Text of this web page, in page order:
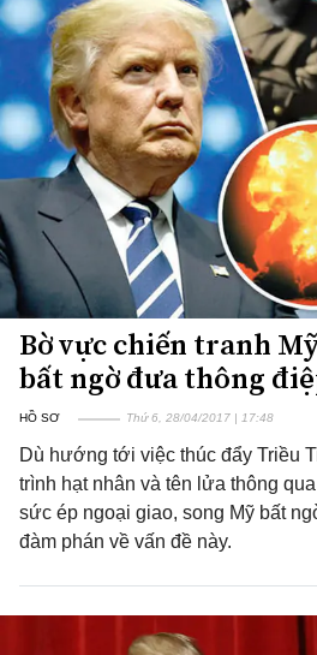
Bờ vực chiến tranh
bất ngờ đưa thông
HỒ SƠ Thứ 6, 28/04/2017 | 17:48
Dù hướng tới việc thúc đẩy Triều
trình hạt nhân và tên lửa thông
sức ép ngoại giao, song Mỹ bất
đàm phán về vấn đề này.